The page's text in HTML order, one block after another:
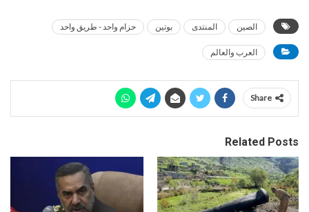
الصين المنتدى بوتين حزام واحد - طريق واحد
العرب والعالم
Share
Related Posts